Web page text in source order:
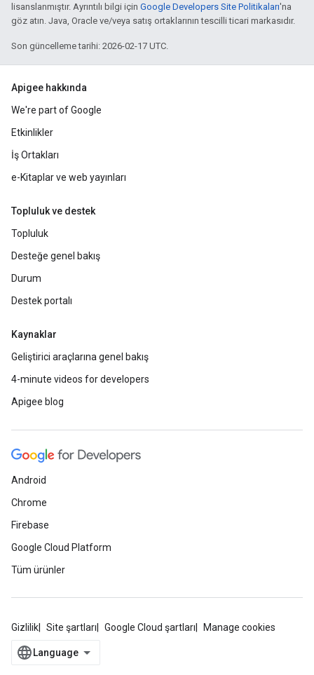
lisanslanmıştır. Ayrıntılı bilgi için Google Developers Site Politikaları'na
göz atın. Java, Oracle ve/veya satış ortaklarının tescilli ticari markasıdır.
Son güncelleme tarihi: 2026-02-17 UTC.
Apigee hakkında
We're part of Google
Etkinlikler
İş Ortakları
e-Kitaplar ve web yayınları
Topluluk ve destek
Topluluk
Desteğe genel bakış
Durum
Destek portalı
Kaynaklar
Geliştirici araçlarına genel bakış
4-minute videos for developers
Apigee blog
Android
Chrome
Firebase
Google Cloud Platform
Tüm ürünler
Gizlilik Site şartları Google Cloud şartları Manage cookies